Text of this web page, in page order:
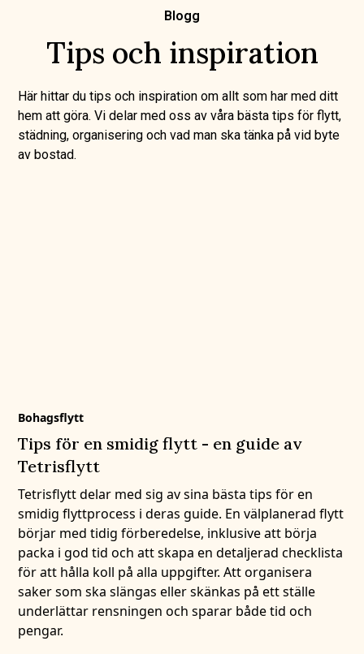
Blogg
Tips och inspiration
Här hittar du tips och inspiration om allt som har med ditt
hem att göra. Vi delar med oss av våra bästa tips för flytt,
städning, organisering och vad man ska tänka på vid byte
av bostad.
Bohagsflytt
Tips för en smidig flytt - en guide av
Tetrisflytt
Tetrisflytt delar med sig av sina bästa tips för en
smidig flyttprocess i deras guide. En välplanerad flytt
börjar med tidig förberedelse, inklusive att börja
packa i god tid och att skapa en detaljerad checklista
för att hålla koll på alla uppgifter. Att organisera
saker som ska slängas eller skänkas på ett ställe
underlättar rensningen och sparar både tid och
pengar.